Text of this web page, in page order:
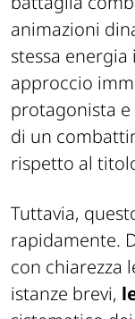
animazioni
stessa
approccio
protagonista e
di un
rispetto al
Tuttavia,
rapidamente.
con chiarezza
istanze brevi,